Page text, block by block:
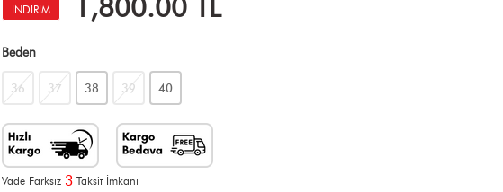
İNDİRİM 1,800.00 TL
Beden
36 37 38 39 40
Vade Farksız 3 Taksit İmkanı